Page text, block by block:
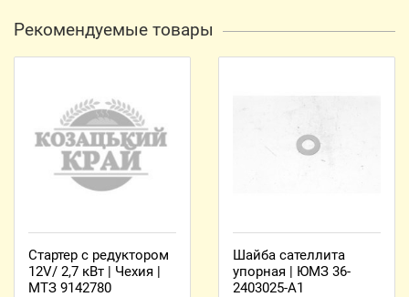
Рекомендуемые товары
Стартер с редуктором
12V/ 2,7 кВт | Чехия |
МТЗ 9142780
Шайба сателлита
упорная | ЮМЗ 36-
2403025-А1